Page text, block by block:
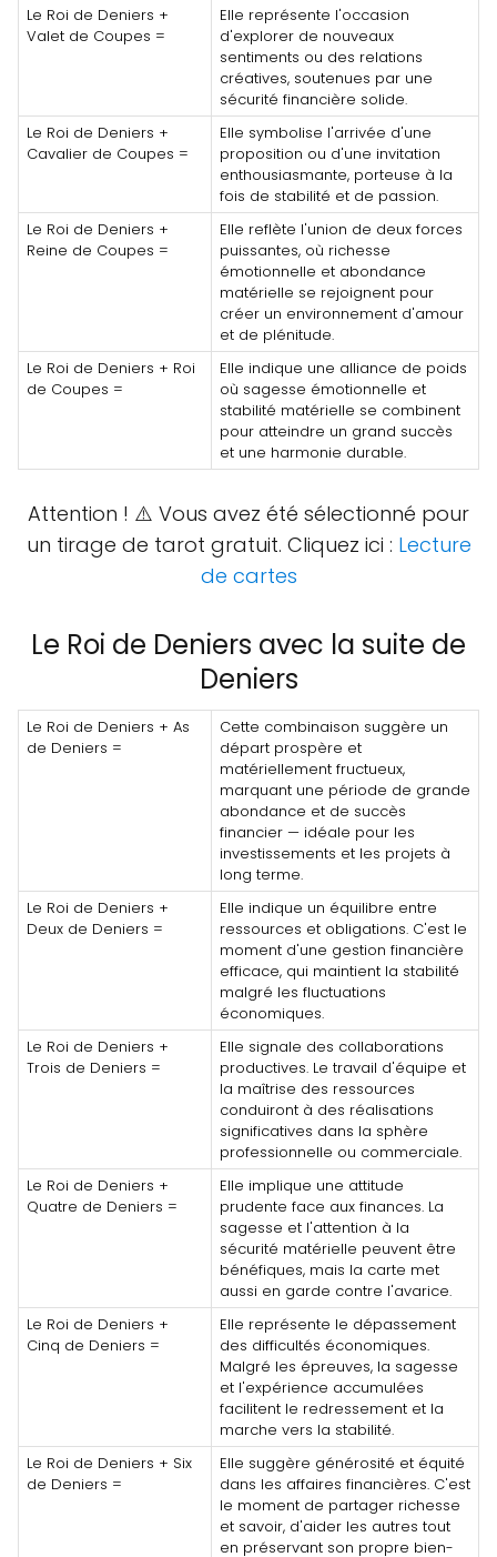
Le Roi de Deniers +
Valet de Coupes =
Elle représente l'occasion
d'explorer de nouveaux
sentiments ou des relations
créatives, soutenues par une
sécurité financière solide.
Le Roi de Deniers +
Cavalier de Coupes =
Elle symbolise l'arrivée d'une
proposition ou d'une invitation
enthousiasmante, porteuse à la
fois de stabilité et de passion.
Le Roi de Deniers +
Reine de Coupes =
Elle reflète l'union de deux forces
puissantes, où richesse
émotionnelle et abondance
matérielle se rejoignent pour
créer un environnement d'amour
et de plénitude.
Le Roi de Deniers + Roi
de Coupes =
Elle indique une alliance de poids
où sagesse émotionnelle et
stabilité matérielle se combinent
pour atteindre un grand succès
et une harmonie durable.
Attention ! ⚠️ Vous avez été sélectionné pour
un tirage de tarot gratuit. Cliquez ici : Lecture
de cartes
Le Roi de Deniers avec la suite de
Deniers
Le Roi de Deniers + As
de Deniers =
Cette combinaison suggère un
départ prospère et
matériellement fructueux,
marquant une période de grande
abondance et de succès
financier — idéale pour les
investissements et les projets à
long terme.
Le Roi de Deniers +
Deux de Deniers =
Elle indique un équilibre entre
ressources et obligations. C'est le
moment d'une gestion financière
efficace, qui maintient la stabilité
malgré les fluctuations
économiques.
Le Roi de Deniers +
Trois de Deniers =
Elle signale des collaborations
productives. Le travail d'équipe et
la maîtrise des ressources
conduiront à des réalisations
significatives dans la sphère
professionnelle ou commerciale.
Le Roi de Deniers +
Quatre de Deniers =
Elle implique une attitude
prudente face aux finances. La
sagesse et l'attention à la
sécurité matérielle peuvent être
bénéfiques, mais la carte met
aussi en garde contre l'avarice.
Le Roi de Deniers +
Cinq de Deniers =
Elle représente le dépassement
des difficultés économiques.
Malgré les épreuves, la sagesse
et l'expérience accumulées
facilitent le redressement et la
marche vers la stabilité.
Le Roi de Deniers + Six
de Deniers =
Elle suggère générosité et équité
dans les affaires financières. C'est
le moment de partager richesse
et savoir, d'aider les autres tout
en préservant son propre bien-